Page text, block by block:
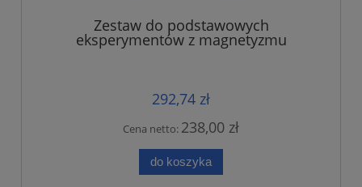
Zestaw do podstawowych
eksperymentów z magnetyzmu
292,74 zł
Cena netto: 238,00 zł
do koszyka